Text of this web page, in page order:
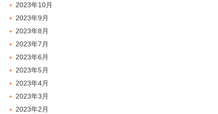
2023年10月
2023年9月
2023年8月
2023年7月
2023年6月
2023年5月
2023年4月
2023年3月
2023年2月